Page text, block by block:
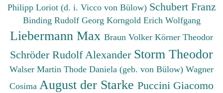
Philipp Loriot (d. i. Vicco von Bülow) Schubert Franz
Binding Rudolf Georg Korngold Erich Wolfgang
Liebermann Max Braun Volker Körner Theodor
Schröder Rudolf Alexander Storm Theodor
Walser Martin Thode Daniela (geb. von Bülow) Wagner
Cosima August der Starke Puccini Giacomo